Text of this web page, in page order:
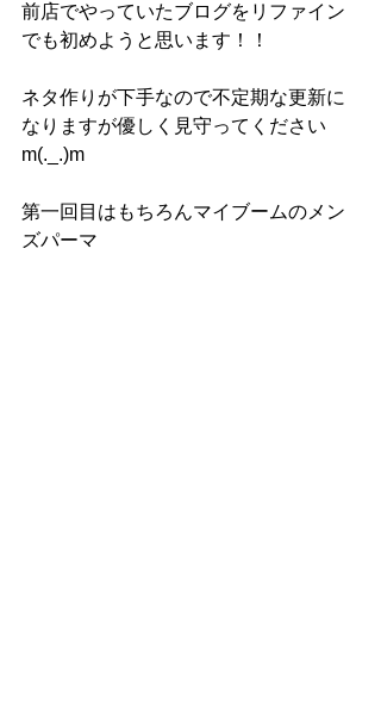
前店でやっていたブログをリファイン
でも初めようと思います！！
ネタ作りが下手なので不定期な更新に
なりますが優しく見守ってください
m(._.)m
第一回目はもちろんマイブームのメン
ズパーマ